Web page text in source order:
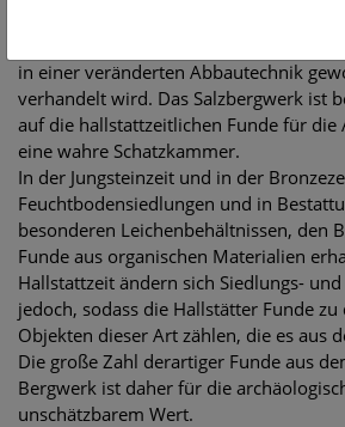
in einer veränderten Abbautechnik
verhandelt wird. Das Salzbergwerk ist
auf die hallstattzeitlichen Funde für die
eine wahre Schatzkammer.
In der Jungsteinzeit und in der
Feuchtbodensiedlungen und in
besonderen Leichenbehältnissen, den
Funde aus organischen Materialien
Hallstattzeit ändern sich Siedlungs-
jedoch, sodass die Hallstätter Funde zu
Objekten dieser Art zählen, die es aus
Die große Zahl derartiger Funde aus
Bergwerk ist daher für die
unschätzbarem Wert.